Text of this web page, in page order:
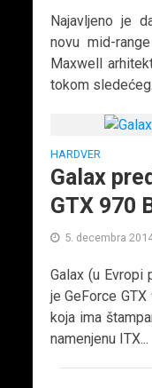
Najavljeno je
novu mid-
Maxwell
tokom
HARDVER
Galax
GTX 970
5. decembra
Galax (u Evropi
je GeForce
koja ima
namenjenu ITX...